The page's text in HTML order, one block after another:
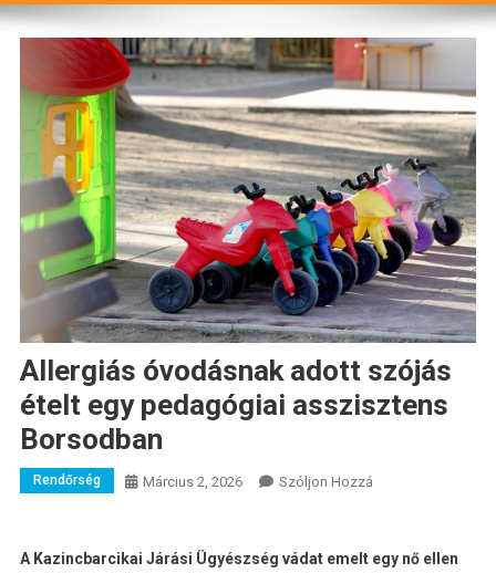
Allergiás óvodásnak adott szójás
ételt egy pedagógiai asszisztens
Borsodban
Rendőrség Március 2, 2026 Szóljon HozzáA
Adott
A Kazincbarcikai Járási Ügyészség vádat emelt egy nő ellen